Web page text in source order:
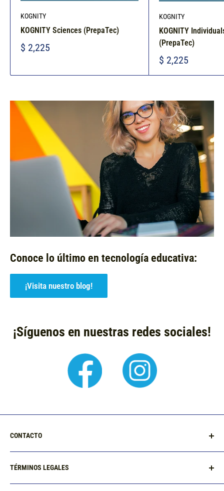
KOGNITY
KOGNITY Sciences (PrepaTec)
$ 2,225
KOGNITY
KOGNITY
(PrepaTec)
$ 2,225
Conoce lo último en tecnología educativa:
¡Visita nuestro blog!
¡Síguenos en nuestras redes sociales!
CONTACTO
¿Cómo comprar?
TÉRMINOS LEGALES